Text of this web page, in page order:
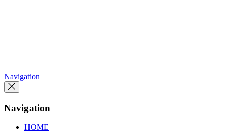
Navigation
Navigation
HOME